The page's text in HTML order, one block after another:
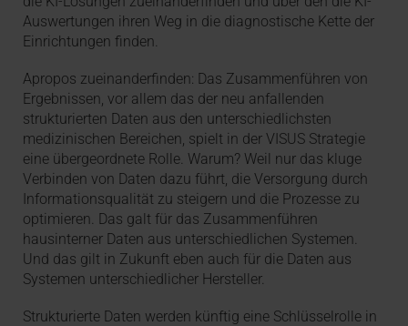
Auswertungen ihren Weg in die diagnostische Kette der
Einrichtungen finden.
Apropos zueinanderfinden: Das Zusammenführen von
Ergebnissen, vor allem das der neu anfallenden
strukturierten Daten aus den unterschiedlichsten
medizinischen Bereichen, spielt in der VISUS Strategie
eine übergeordnete Rolle. Warum? Weil nur das kluge
Verbinden von Daten dazu führt, die Versorgung durch
Informationsqualität zu steigern und die Prozesse zu
optimieren. Das galt für das Zusammenführen
hausinterner Daten aus unterschiedlichen Systemen.
Und das gilt in Zukunft eben auch für die Daten aus
Systemen unterschiedlicher Hersteller.
Strukturierte Daten werden künftig eine Schlüsselrolle in